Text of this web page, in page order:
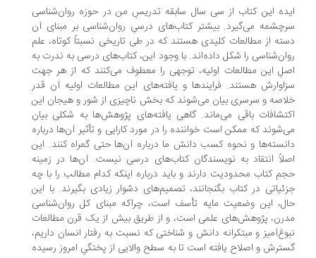
این کتاب از سی سال سابقه تدریسِ من در حوزه روان‌شناسی
می‌گیرد. بیشتر کتاب‌های درسیِ روان‌شناسی بر مبنای آن
از مطالعات کلیدی هستند که در طی تاریخی نسبتاً کوتاه، علم
را شکل داده‌اند. با وجود این، کتاب‌های درسی به ندرت به
این مطالعات اولیه، توجهی را معطوف می‌کنند که از هر جهت
هستند. فرایندها و یافته‌های این مطالعات اولیه آن قدر
و سرسری بیان می‌شوند که بخش ناچیزی از شور و هیجان این
باقی می‌ماند. گاهی یافته‌های پژوهش‌ها به شکلی بیان
که ممکن است خواننده را در مورد کارایی و تأثیر آن‌ها درباره
و نحوه کسب دانش ما درباره آن‌ها حتی گمراه کنند. این
انتقاد به نویسندگان کتاب‌های درسی نیست. آن‌ها در زمینه
کتاب محدودیت دارند و باید درباره اینکه کدام مطالب را با چه
در کتاب بگنجانند، تصمیم‌های دشوار زیادی بگیرند. با این
این وضعیت مایه تأسف است، چراکه مبنای کل روان‌شناسی
پژوهش‌های علمی است، و از طریق بیش از یک قرن مطالعات
و مبتکرانه دانش و شناختی که نسبت به رفتار انسان داریم،
و اصلاح یافته است تا به سطح والایی از پختگیِ امروز رسیده